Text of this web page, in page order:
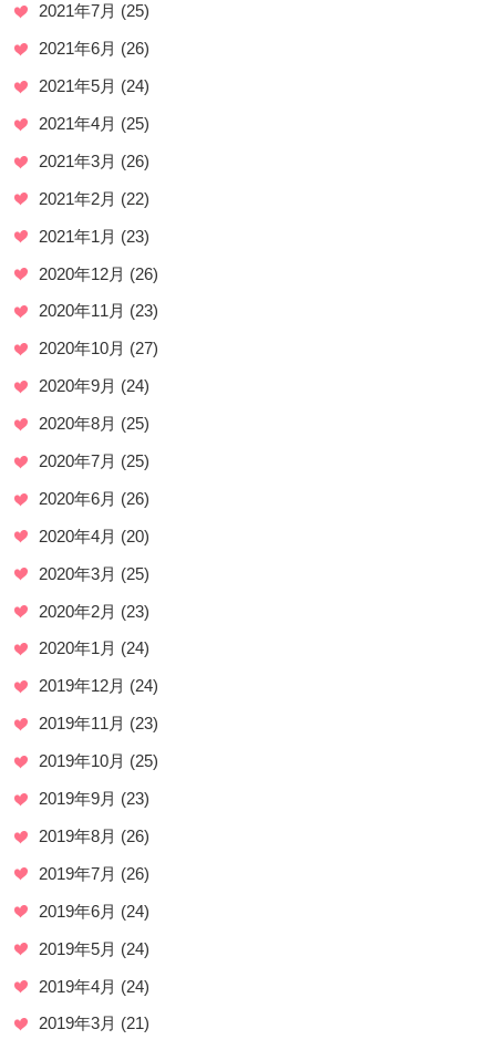
2021年7月 (25)
2021年6月 (26)
2021年5月 (24)
2021年4月 (25)
2021年3月 (26)
2021年2月 (22)
2021年1月 (23)
2020年12月 (26)
2020年11月 (23)
2020年10月 (27)
2020年9月 (24)
2020年8月 (25)
2020年7月 (25)
2020年6月 (26)
2020年4月 (20)
2020年3月 (25)
2020年2月 (23)
2020年1月 (24)
2019年12月 (24)
2019年11月 (23)
2019年10月 (25)
2019年9月 (23)
2019年8月 (26)
2019年7月 (26)
2019年6月 (24)
2019年5月 (24)
2019年4月 (24)
2019年3月 (21)